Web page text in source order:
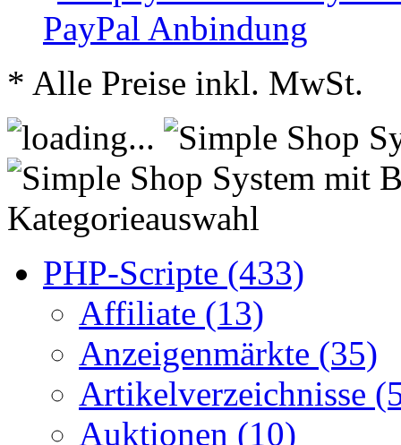
PayPal Anbindung
* Alle Preise inkl. MwSt.
Kategorieauswahl
PHP-Scripte (433)
Affiliate (13)
Anzeigenmärkte (35)
Artikelverzeichnisse
Auktionen (10)